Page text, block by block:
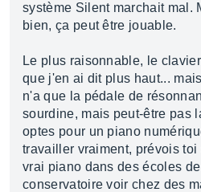
système Silent marchait mal.
bien, ça peut être jouable.
Le plus raisonnable, le
que j'en ai dit plus haut...
n'a que la pédale de
sourdine, mais peut-être pas
optes pour un piano
travailler vraiment, prévois
vrai piano dans des écoles
conservatoire voir chez des